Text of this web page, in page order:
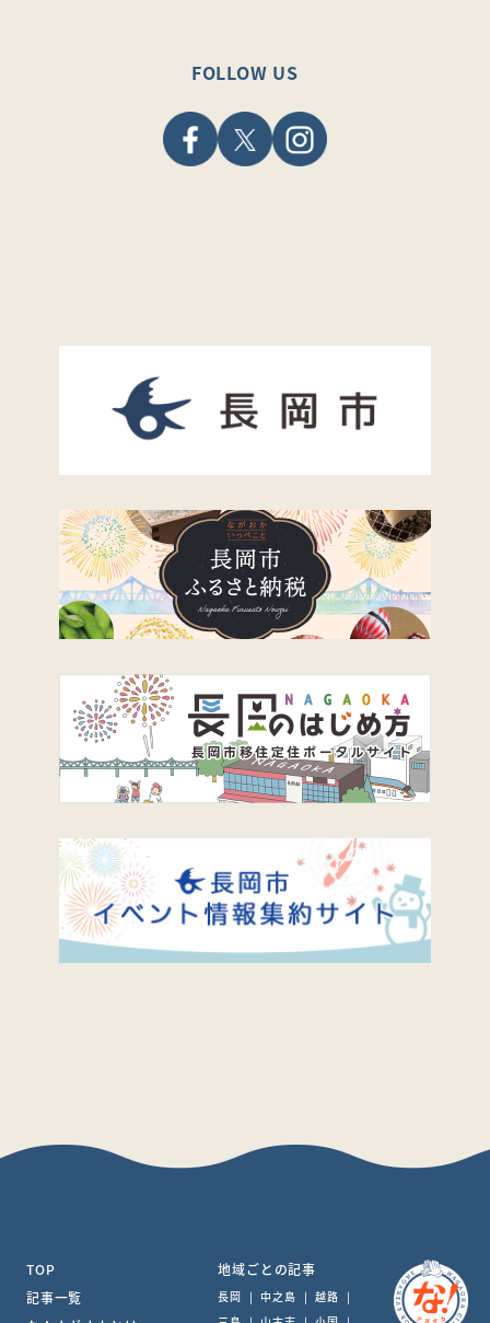
FOLLOW US
TOP
記事一覧
地域ごとの記事
長岡 | 中之島 | 越路 |